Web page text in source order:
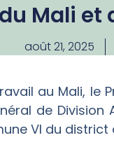
Mali
août 21, 2025
au Mali, le
de
VI du district